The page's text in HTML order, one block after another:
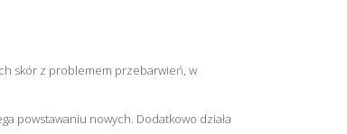
skór z problemem przebarwień, w
powstawaniu nowych. Dodatkowo działa